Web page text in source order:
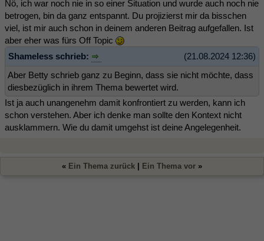
Nö, ich war noch nie in so einer Situation und wurde auch noch nie
betrogen, bin da ganz entspannt. Du projizierst mir da bisschen
viel, ist mir auch schon in deinem anderen Beitrag aufgefallen. Ist
aber eher was fürs Off Topic
(21.08.2024 12:36)
Shameless schrieb:
Aber Betty schrieb ganz zu Beginn, dass sie nicht möchte, dass
diesbezüglich in ihrem Thema bewertet wird.
Ist ja auch unangenehm damit konfrontiert zu werden, kann ich
schon verstehen. Aber ich denke man sollte den Kontext nicht
ausklammern. Wie du damit umgehst ist deine Angelegenheit.
« Ein Thema zurück Ein Thema vor »